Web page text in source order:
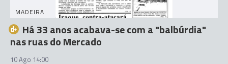
MADEIRA
Há 33 anos acabava-se com a "balbúrdia"
nas ruas do Mercado
10 Ago 14:00